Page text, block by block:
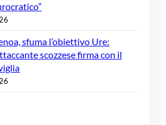
sfuma l’obiettivo Ure:
scozzese firma con il